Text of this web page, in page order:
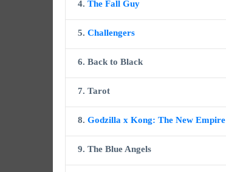
4. The Fall Guy
5. Challengers
6. Back to Black
7. Tarot
8. Godzilla x Kong: The New Empire
9. The Blue Angels